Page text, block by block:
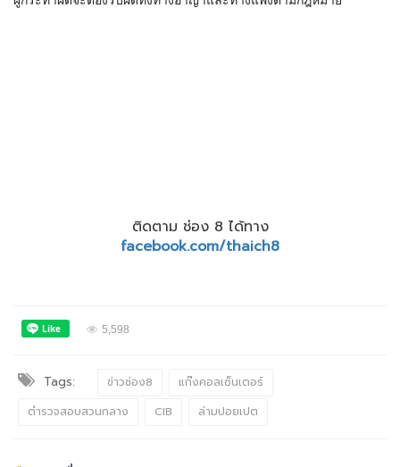
ติดตาม ช่อง 8 ได้ทาง
facebook.com/thaich8
5,598
Tags: ข่าวช่อง8
แก๊งคอลเซ็นเตอร์
ตำรวจสอบสวนกลาง
CIB ล่ามปอยเปต